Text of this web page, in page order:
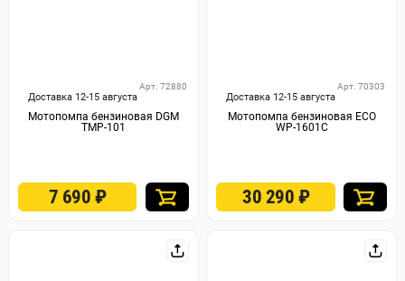
Доставка 12-15 августа
Арт. 72880
Мотопомпа бензиновая DGM
TMP-101
7 690 ₽
Доставка 12-15 августа
Арт. 70303
Мотопомпа бензиновая ECO
WP-1601C
30 290 ₽